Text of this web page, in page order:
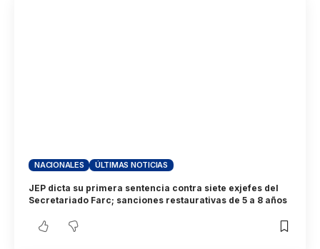
NACIONALES ÚLTIMAS NOTICIAS
JEP dicta su primera sentencia contra siete exjefes del
Secretariado Farc; sanciones restaurativas de 5 a 8 años